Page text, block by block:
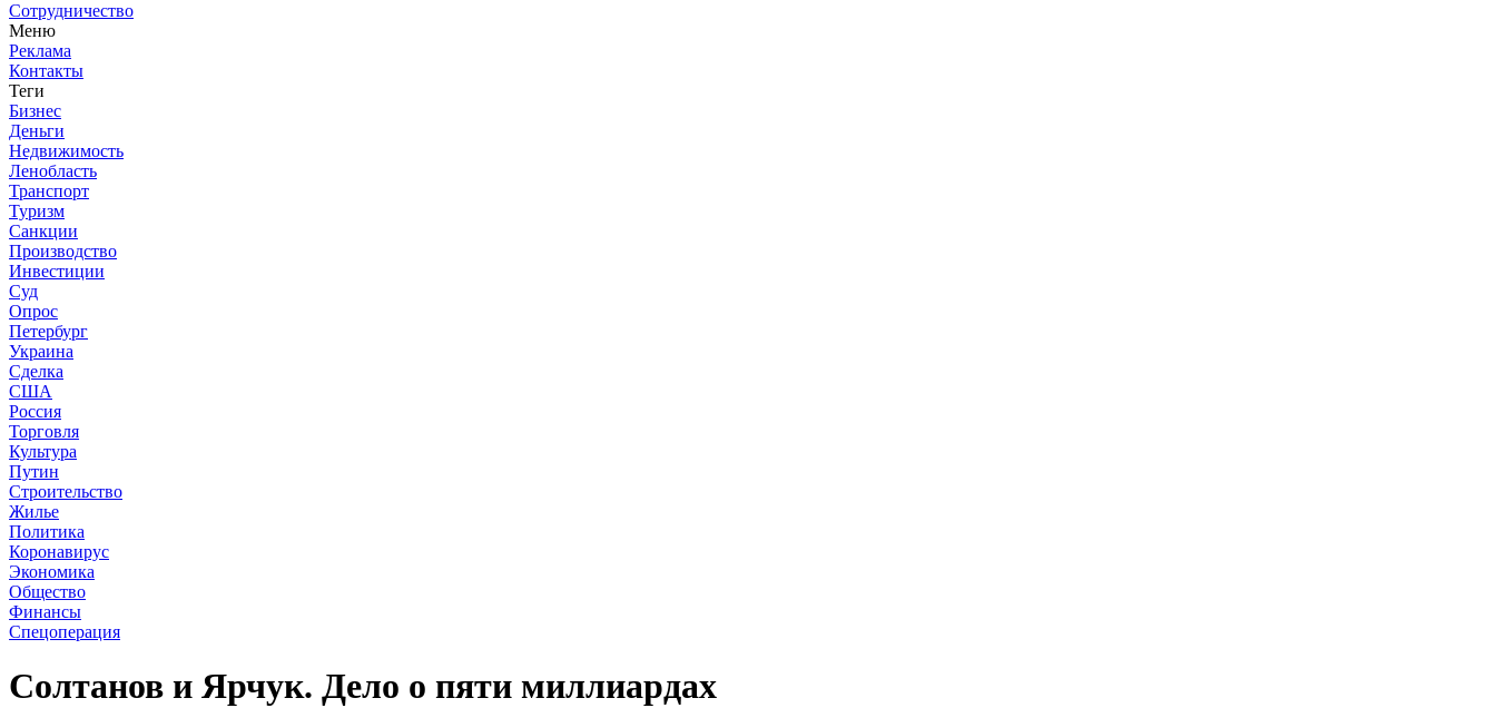
Сотрудничество
Меню
Реклама
Контакты
Теги
Бизнес
Деньги
Недвижимость
Ленобласть
Транспорт
Туризм
Санкции
Производство
Инвестиции
Суд
Опрос
Петербург
Украина
Сделка
США
Россия
Торговля
Культура
Путин
Строительство
Жилье
Политика
Коронавирус
Экономика
Общество
Финансы
Спецоперация
Солтанов и Ярчук. Дело о пяти миллиардах